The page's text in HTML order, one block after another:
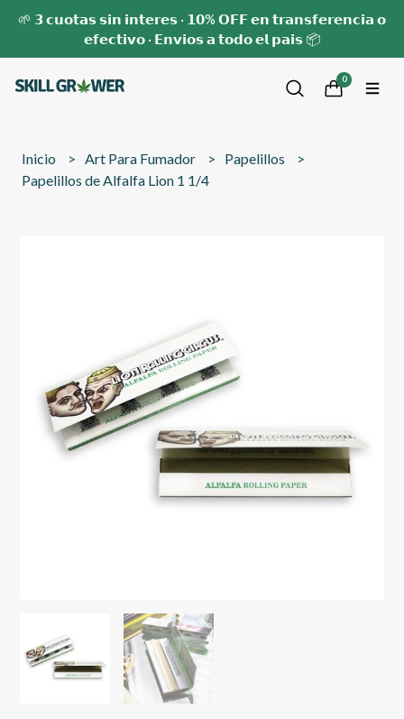
🌱 𝟯 𝗰𝘂𝗼𝘁𝗮𝘀 𝘀𝗶𝗻 𝗶𝗻𝘁𝗲𝗿𝗲𝘀 · 𝟭𝟬% 𝗢𝗙𝗙 𝗲𝗻 𝘁𝗿𝗮𝗻𝘀𝗳𝗲𝗿𝗲𝗻𝗰𝗶𝗮 𝗼
𝗲𝗳𝗲𝗰𝘁𝗶𝘃𝗼 · 𝗘𝗻𝘃𝗶𝗼𝘀 𝗮 𝘁𝗼𝗱𝗼 𝗲𝗹 𝗽𝗮𝗶𝘀 📦
0
Inicio Art Para Fumador
Papelillos
Papelillos de Alfalfa Lion 1 1/4